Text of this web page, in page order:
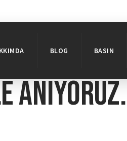
BLOG BASIN
Anıyoruz.